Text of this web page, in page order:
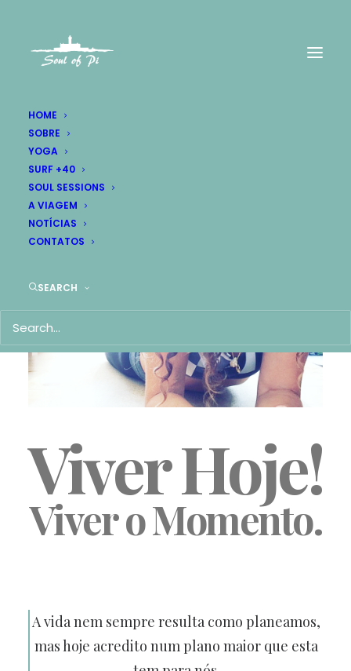
HOME
SOBRE
YOGA
SURF +40
SOUL SESSIONS
A VIAGEM
NOTÍCIAS
CONTATOS
SEARCH
Viver Hoje!
Viver o Momento.
A vida nem sempre resulta como planeamos,
mas hoje acredito num plano maior que esta